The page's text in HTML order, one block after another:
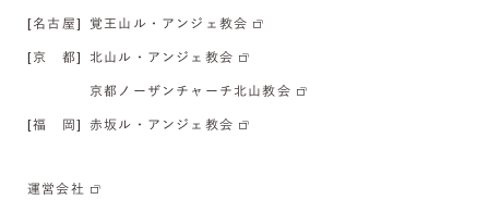
[名古屋] 覚王山ル・アンジェ教会
[京 都] 北山ル・アンジェ教会
京都ノーザンチャーチ北山教会
[福 岡] 赤坂ル・アンジェ教会
運営会社